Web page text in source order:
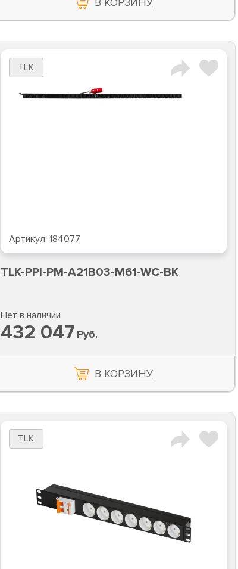
TLK
Артикул: 184077
TLK-PPI-PM-A21B03-M61-WC-BK
Нет в наличии
432 047 Руб.
В КОРЗИНУ
TLK